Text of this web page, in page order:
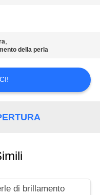
,
della perla
di brillamento